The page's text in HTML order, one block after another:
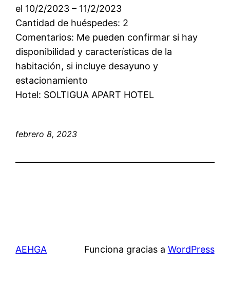
el 10/2/2023 – 11/2/2023
Cantidad de huéspedes: 2
Comentarios: Me pueden confirmar si hay
disponibilidad y características de la
habitación, si incluye desayuno y
estacionamiento
Hotel: SOLTIGUA APART HOTEL
febrero 8, 2023
AEHGA Funciona gracias a WordPress